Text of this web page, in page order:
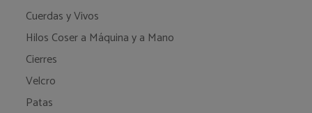
Cuerdas y Vivos
Hilos Coser a Máquina y a Mano
Cierres
Velcro
Patas